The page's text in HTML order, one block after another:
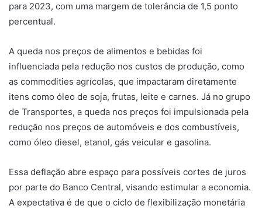
para 2023, com uma margem de tolerância de 1,5 ponto
percentual.
A queda nos preços de alimentos e bebidas foi
influenciada pela redução nos custos de produção, como
as commodities agrícolas, que impactaram diretamente
itens como óleo de soja, frutas, leite e carnes. Já no grupo
de Transportes, a queda nos preços foi impulsionada pela
redução nos preços de automóveis e dos combustíveis,
como óleo diesel, etanol, gás veicular e gasolina.
Essa deflação abre espaço para possíveis cortes de juros
por parte do Banco Central, visando estimular a economia.
A expectativa é de que o ciclo de flexibilização monetária